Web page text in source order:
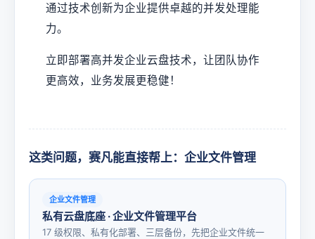
通过技术创新为企业提供卓越的并发处理能
力。
立即部署高并发企业云盘技术，让团队协作
更高效，业务发展更稳健！
这类问题，赛凡能直接帮上：企业文件管理
企业文件管理
私有云盘底座 · 企业文件管理平台
17 级权限、私有化部署、三层备份，先把企业文件统一